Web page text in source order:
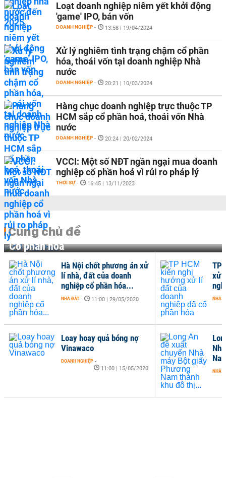
Loạt doanh nghiệp niêm yết khởi động
'game' IPO, bán vốn
DOANH NGHIỆP - 13:58 | 19/04/2024
Xử lý nghiêm tình trạng chậm cổ phần
hóa, thoái vốn tại doanh nghiệp Nhà
nước
DOANH NGHIỆP - 20:21 | 10/03/2024
Hàng chục doanh nghiệp trực thuộc TP
HCM sắp cổ phần hoá, thoái vốn Nhà
nước
DOANH NGHIỆP - 20:24 | 20/02/2024
VCCI: Một số NĐT ngần ngại mua doanh
nghiệp cổ phần hoá vì rủi ro pháp lý
THỜI SỰ - 16:45 | 13/11/2023
Cùng chủ đề
Cổ phần hoá
NHÀ
Hà Nội chốt phương án xử
lí nhà, đất của doanh
nghiệp cổ phần hóa...
NHÀ ĐẤT - 11:00 | 29/05/2020
Loay hoay quả bóng nợ
Vinawaco
DOANH NGHIỆP -
11:00 | 15/05/2020
TP
xử
NHÀ